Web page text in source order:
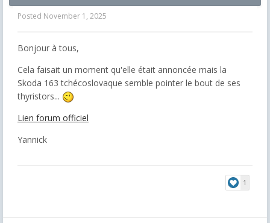
Posted November 1, 2025
Bonjour à tous,
Cela faisait un moment qu'elle était annoncée mais la
Skoda 163 tchécoslovaque semble pointer le bout de ses
thyristors...
Lien forum officiel
Yannick
1